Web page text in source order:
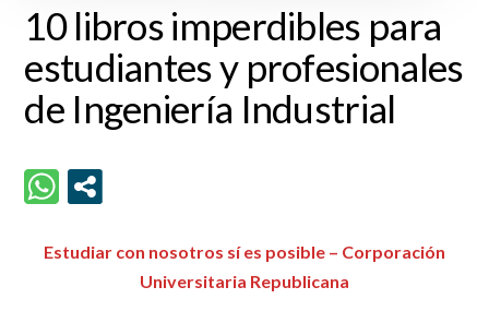
10 libros imperdibles para
estudiantes y profesionales
de Ingeniería Industrial
Estudiar con nosotros sí es posible – Corporación
Universitaria Republicana